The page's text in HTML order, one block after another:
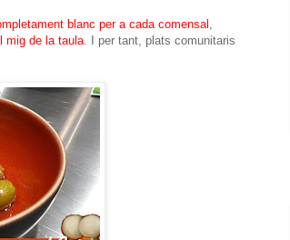
blanc per a cada comensal
mig de la taula . I per tant, plats comunitaris